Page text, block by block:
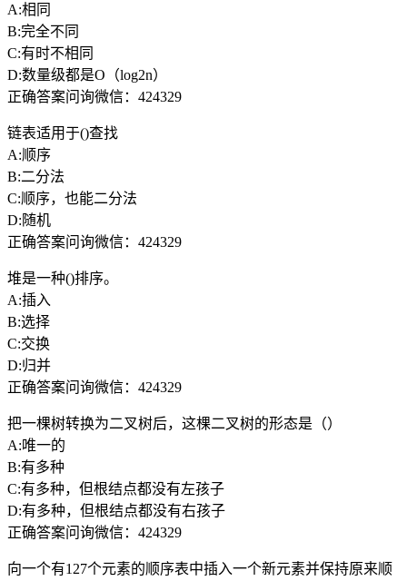
A:相同
B:完全不同
C:有时不相同
D:数量级都是O（log2n）
正确答案问询微信：424329
链表适用于()查找
A:顺序
B:二分法
C:顺序，也能二分法
D:随机
正确答案问询微信：424329
堆是一种()排序。
A:插入
B:选择
C:交换
D:归并
正确答案问询微信：424329
把一棵树转换为二叉树后，这棵二叉树的形态是（）
A:唯一的
B:有多种
C:有多种，但根结点都没有左孩子
D:有多种，但根结点都没有右孩子
正确答案问询微信：424329
向一个有127个元素的顺序表中插入一个新元素并保持原来顺